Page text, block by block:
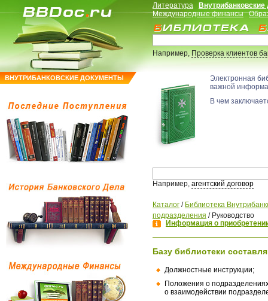
ВНУТРИБАНКОВСКИЕ ДОКУМЕНТЫ
Литература
Международные финансы
Например,Проверка клиентов
Электронная
важной
В чем
Например, агентский договор
Каталог / Библиотека
подразделения / Руководство
Информация о
Базу библиотеки
Должностные инструкции;
Положения о
о взаимодействии